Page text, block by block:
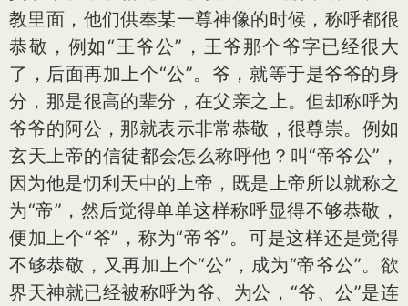
教里面，他们供奉某一尊神像的时候，称呼都很
恭敬，例如“王爷公”，王爷那个爷字已经很大
了，后面再加上个“公”。爷，就等于是爷爷的身
分，那是很高的辈分，在父亲之上。但却称呼为
爷爷的阿公，那就表示非常恭敬，很尊崇。例如
玄天上帝的信徒都会怎么称呼他？叫“帝爷公”，
因为他是忉利天中的上帝，既是上帝所以就称之
为“帝”，然后觉得单单这样称呼显得不够恭敬，
便加上个“爷”，称为“帝爷”。可是这样还是觉得
不够恭敬，又再加上个“公”，成为“帝爷公”。欲
界天神就已经被称呼为爷、为公，“爷、公”是连